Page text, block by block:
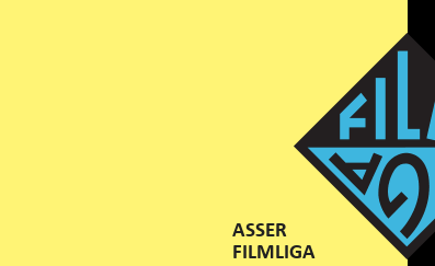
ASSER
FILMLIGA